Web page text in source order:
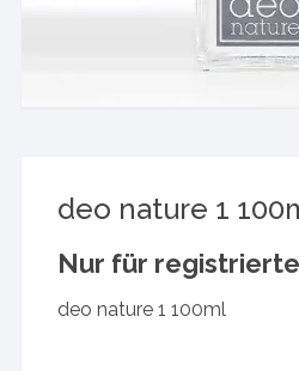
deo nature 1
Nur für
deo nature 1 100ml